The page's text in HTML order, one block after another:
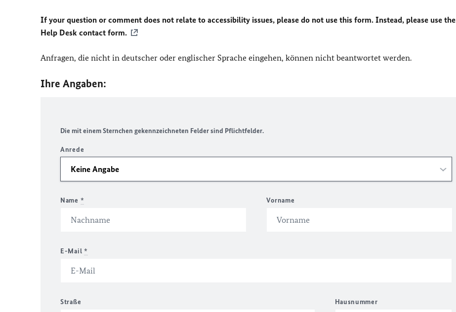
If your question or comment does not relate to accessibility issues, please do not use this form. Instead, please use the
Help Desk contact form.
Anfragen, die nicht in deutscher oder englischer Sprache eingehen, können nicht beantwortet werden.
Ihre Angaben:
Die mit einem Sternchen gekennzeichneten Felder sind Pflichtfelder.
Anrede
Name * Vorname
E-Mail *
Straße Hausnummer